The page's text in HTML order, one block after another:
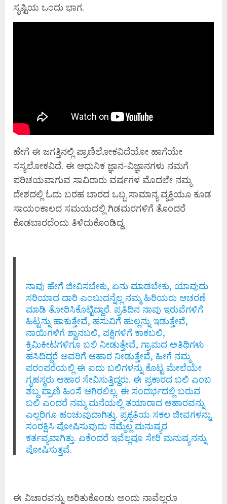
ಸೃಷ್ಟಿಯ ಒಂದು ಭಾಗ.
ಹೇಗೆ ಈ ಜಗತ್ತಿನಲ್ಲಿ ಪ್ರಾಣಿಲೋಕವಿದೆಯೋ ಹಾಗೆಯೇ
ಸಸ್ಯಲೋಕವಿದೆ. ಈ ಆಧುನಿಕ ಜ್ಞಾನ-ವಿಜ್ಞಾನಗಳು ನಮಗೆ
ಪರಿಚಯವಾಗುವ ಸಾವಿರಾರು ವರ್ಷಗಳ ಮೊದಲೇ ನಮ್ಮ
ದೇಶದಲ್ಲಿ ಓದು ಬರಹ ಬಾರದ ಒಬ್ಬ ಸಾಮಾನ್ಯ ವ್ಯಕ್ತಿಯೂ ಕೂಡ
ಸಾಯಂಕಾಲದ ಸಮಯದಲ್ಲಿ ಗಿಡಮರಗಳಿಗೆ ತೊಂದರೆ
ಕೊಡಬಾರದೆಂದು ತಿಳಿದುಕೊಂಡಿದ್ದ.
ನಾವು ಹೇಗೆ ಜೀವಿಸಬೇಕು, ಏನು ಮಾಡಬೇಕು, ಯಾವುದು
ಸರಿಯಾದ ದಾರಿ ಎಂಬುದನ್ನೆಲ್ಲ ನಮ್ಮ ಹಿರಿಯರು ಆಚರಣೆ
ಮಾಡಿ ತೋರಿಸಿಕೊಟ್ಟಿದ್ದಾರೆ. ಪ್ರತಿದಿನ ನಾವು ಇರುವೆಗಳಿಗೆ
ಹಿಟ್ಟನ್ನು ಹಾಕುತ್ತೇವೆ, ಹಸುವಿಗೆ ಹುಲ್ಲನ್ನು ಇಡುತ್ತೇವೆ,
ನಾಯಿಗಳಿಗೆ ಶ್ವಾನಬಲಿ, ಪಕ್ಷಿಗಳಿಗೆ ಕಾಕಬಲಿ,
ಕ್ರಿಮಿಕೀಟಗಳಿಗೂ ಬಲಿ ನೀಡುತ್ತೇವೆ, ಗ್ರಾಮದ ಅತಿಥಿಗಳು
ಹಸಿದಿದ್ದರೆ ಅವರಿಗೆ ಆಹಾರ ನೀಡುತ್ತೇವೆ, ಹೀಗೆ ನಮ್ಮ
ಪರಂಪರೆಯಲ್ಲಿ ಈ ಐದು ಬಲಿಗಳನ್ನು ಕೊಟ್ಟ ಮೇಲೆಯೇ
ಗೃಹಸ್ಥರು ಆಹಾರ ಸೇವಿಸುತ್ತಿದ್ದರು. ಈ ಪ್ರಕಾರದ ಬಲಿ ಎಂಬ
ಶಬ್ದ ಪ್ರಾಣಿ ಹಿಂಸೆ ಆಗಿರಲಿಲ್ಲ. ಈ ಸಂದರ್ಭದಲ್ಲಿ ಬರುವ
ಬಲಿ ಎಂದರೆ ನಮ್ಮ ಮನೆಯಲ್ಲಿ ತಯಾರಾದ ಆಹಾರವನ್ನು
ಎಲ್ಲರಿಗೂ ಹಂಚುವುದಾಗಿತ್ತು. ಪ್ರಕೃತಿಯ ಸಕಲ ಜೀವಗಳನ್ನು
ಸಂರಕ್ಷಿಸಿ ಪೋಷಿಸುವುದು ನಮ್ಮೆಲ್ಲ ಮನುಷ್ಯರ
ಕರ್ತವ್ಯವಾಗಿತ್ತು. ಏಕೆಂದರೆ ಇವೆಲ್ಲವೂ ಸೇರಿ ಮನುಷ್ಯನನ್ನು
ಪೋಷಿಸುತ್ತವೆ.
ಈ ವಿಚಾರವನ್ನು ಅರಿತುಕೊಂಡು ಅಂದು ನಾವೆಲ್ಲರೂ